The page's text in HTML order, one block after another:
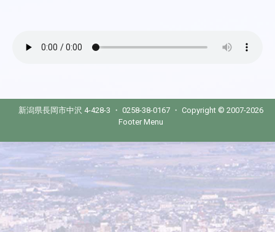
新潟県長岡市中沢 4-428-3 ・ 0258-38-0167 ・ Copyright © 2007-2026
Footer Menu